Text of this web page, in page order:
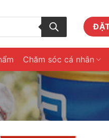
Chăm sóc cá nhân